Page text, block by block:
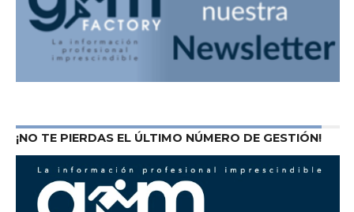
¡NO TE PIERDAS EL ÚLTIMO NÚMERO DE GESTIÓN!